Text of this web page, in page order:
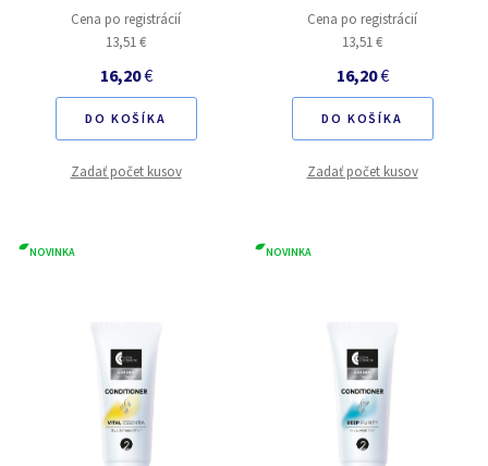
Cena po registrácií
13,51 €
16,20€
DO KOŠÍKA
Zadať počet kusov
Cena po registrácií
13,51 €
16,20€
DO KOŠÍKA
Zadať počet kusov
NOVINKA NOVINKA